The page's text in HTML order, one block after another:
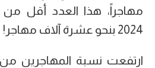
مهاجراً، هذا العدد أقل من
2024 بنحو عشرة آلاف مهاجر!
ارتفعت نسبة المهاجرين